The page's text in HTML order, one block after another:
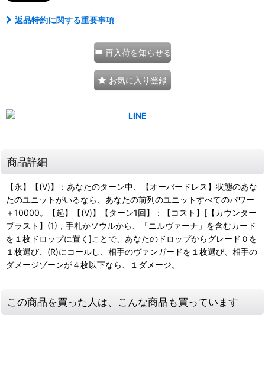
返品特約に関する重要事項
再入荷を知らせる
お気に入り登録
商品詳細
【永】【(V)】：あなたのターン中、【オーバードレス】状態のあな
たのユニットがいるなら、あなたの前列のユニットすべてのパワー
＋10000。【起】【(V)】【ターン1回】：【コスト】[【カウンター
ブラスト】(1)，手札かソウルから、「ニルヴァーナ」を含むカード
を１枚ドロップに置く]ことで、あなたのドロップからグレード０を
１枚選び、(R)にコールし、相手のヴァンガードを１枚選び、相手の
ダメージゾーンが４枚以下なら、１ダメージ。
この商品を買った人は、こんな商品も買っています